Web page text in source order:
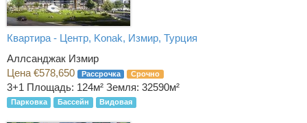
Квартира - Центр, Konak, Измир, Турция
Аллсанджак Измир
Цена €578,650
Рассрочка Срочно
3+1 Площадь: 124м² Земля: 32590м²
Парковка Бассейн Видовая